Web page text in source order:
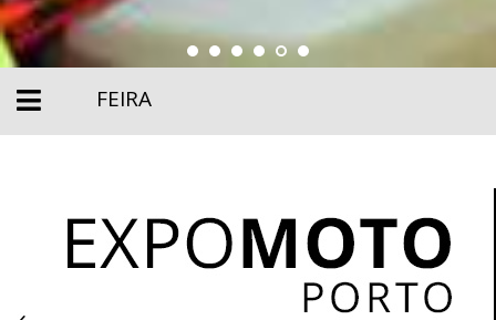
FEIRA